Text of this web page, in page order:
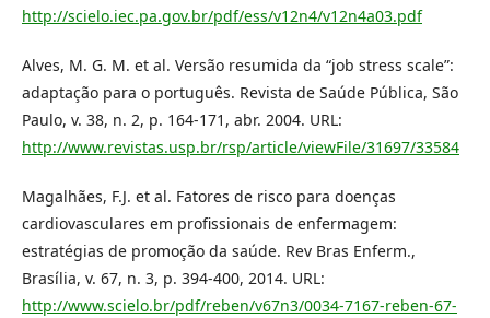
http://scielo.iec.pa.gov.br/pdf/ess/v12n4/v12n4a03.pdf
Alves, M. G. M. et al. Versão resumida da “job stress scale”:
adaptação para o português. Revista de Saúde Pública, São
Paulo, v. 38, n. 2, p. 164-171, abr. 2004. URL:
http://www.revistas.usp.br/rsp/article/viewFile/31697/33584
Magalhães, F.J. et al. Fatores de risco para doenças
cardiovasculares em profissionais de enfermagem:
estratégias de promoção da saúde. Rev Bras Enferm.,
Brasília, v. 67, n. 3, p. 394-400, 2014. URL:
http://www.scielo.br/pdf/reben/v67n3/0034-7167-reben-67-